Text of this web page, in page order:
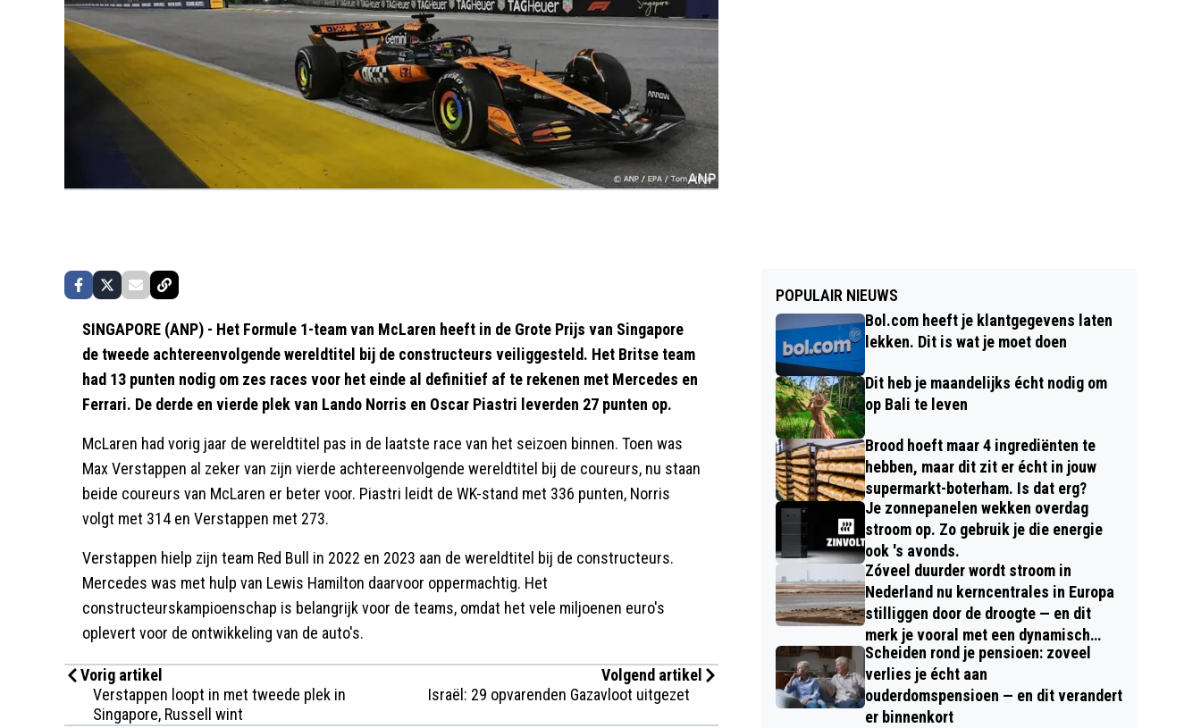
SINGAPORE (ANP) - Het Formule 1-team van McLaren heeft in de Grote Prijs van Singapore
de tweede achtereenvolgende wereldtitel bij de constructeurs veiliggesteld. Het Britse team
had 13 punten nodig om zes races voor het einde al definitief af te rekenen met Mercedes en
Ferrari. De derde en vierde plek van Lando Norris en Oscar Piastri leverden 27 punten op.
McLaren had vorig jaar de wereldtitel pas in de laatste race van het seizoen binnen. Toen was
Max Verstappen al zeker van zijn vierde achtereenvolgende wereldtitel bij de coureurs, nu staan
beide coureurs van McLaren er beter voor. Piastri leidt de WK-stand met 336 punten, Norris
volgt met 314 en Verstappen met 273.
Verstappen hielp zijn team Red Bull in 2022 en 2023 aan de wereldtitel bij de constructeurs.
Mercedes was met hulp van Lewis Hamilton daarvoor oppermachtig. Het
constructeurskampioenschap is belangrijk voor de teams, omdat het vele miljoenen euro's
oplevert voor de ontwikkeling van de auto's.
Vorig artikel
Verstappen loopt in met tweede plek in
Singapore, Russell wint
Volgend artikel
Israël: 29 opvarenden Gazavloot uitgezet
POPULAIR NIEUWS
Bol.com heeft je klantgegevens laten
lekken. Dit is wat je moet doen
Dit heb je maandelijks écht nodig om
op Bali te leven
Brood hoeft maar 4 ingrediënten te
hebben, maar dit zit er écht in jouw
supermarkt-boterham. Is dat erg?
Je zonnepanelen wekken overdag
stroom op. Zo gebruik je die energie
ook 's avonds.
Zóveel duurder wordt stroom in
Nederland nu kerncentrales in Europa
stilliggen door de droogte — en dit
merk je vooral met een dynamisch
contract
Scheiden rond je pensioen: zoveel
verlies je écht aan
ouderdomspensioen — en dit verandert
er binnenkort